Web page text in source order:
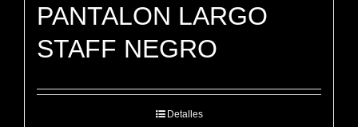
PANTALON LARGO
STAFF NEGRO
Detalles